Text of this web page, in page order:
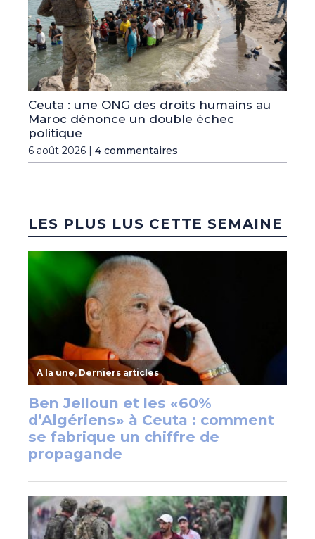
Ceuta : une ONG des droits humains au
Maroc dénonce un double échec
politique
6 août 2026 | 4 commentaires
LES PLUS LUS CETTE SEMAINE